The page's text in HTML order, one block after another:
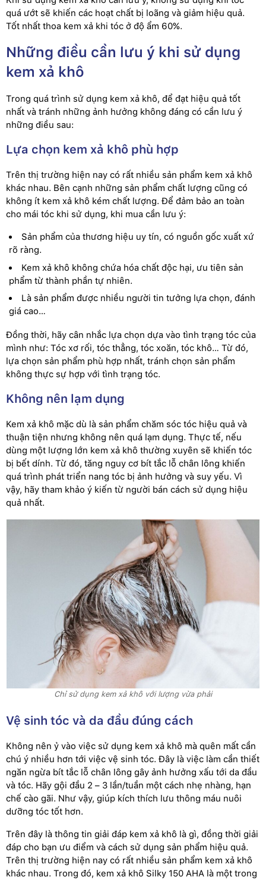
quá ướt sẽ khiến các hoạt chất bị loãng và giảm hiệu quả.
Tốt nhất thoa kem xả khi tóc ở độ ẩm 60%.
Những điều cần lưu ý khi sử dụng
kem xả khô
Trong quá trình sử dụng kem xả khô, để đạt hiệu quả tốt
nhất và tránh những ảnh hưởng không đáng có cần lưu ý
những điều sau:
Lựa chọn kem xả khô phù hợp
Trên thị trường hiện nay có rất nhiều sản phẩm kem xả khô
khác nhau. Bên cạnh những sản phẩm chất lượng cũng có
không ít kem xả khô kém chất lượng. Để đảm bảo an toàn
cho mái tóc khi sử dụng, khi mua cần lưu ý:
Sản phẩm của thương hiệu uy tín, có nguồn gốc xuất xứ
rõ ràng.
Kem xả khô không chứa hóa chất độc hại, ưu tiên sản
phẩm từ thành phần tự nhiên.
Là sản phẩm được nhiều người tin tưởng lựa chọn, đánh
giá cao…
Đồng thời, hãy cân nhắc lựa chọn dựa vào tình trạng tóc của
mình như: Tóc xơ rối, tóc thẳng, tóc xoăn, tóc khô… Từ đó,
lựa chọn sản phẩm phù hợp nhất, tránh chọn sản phẩm
không thực sự hợp với tình trạng tóc.
Không nên lạm dụng
Kem xả khô mặc dù là sản phẩm chăm sóc tóc hiệu quả và
thuận tiện nhưng không nên quá lạm dụng. Thực tế, nếu
dùng một lượng lớn kem xả khô thường xuyên sẽ khiến tóc
bị bết dính. Từ đó, tăng nguy cơ bít tắc lỗ chân lông khiến
quá trình phát triển nang tóc bị ảnh hưởng và suy yếu. Vì
vậy, hãy tham khảo ý kiến từ người bán cách sử dụng hiệu
quả nhất.
Chỉ sử dụng kem xả khô với lượng vừa phải
Vệ sinh tóc và da đầu đúng cách
Không nên ỷ vào việc sử dụng kem xả khô mà quên mất cần
chú ý nhiều hơn tới việc vệ sinh tóc. Đây là việc làm cần thiết
ngăn ngừa bít tắc lỗ chân lông gây ảnh hưởng xấu tới da đầu
và tóc. Hãy gội đầu 2 – 3 lần/tuần một cách nhẹ nhàng, hạn
chế cào gãi. Như vậy, giúp kích thích lưu thông máu nuôi
dưỡng tóc tốt hơn.
Trên đây là thông tin giải đáp kem xả khô là gì, đồng thời giải
đáp cho bạn ưu điểm và cách sử dụng sản phẩm hiệu quả.
Trên thị trường hiện nay có rất nhiều sản phẩm kem xả khô
khác nhau. Trong đó, kem xả khô Silky 150 AHA là một trong